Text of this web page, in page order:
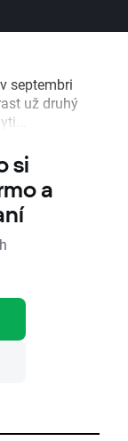
septembri
už druhý
si
a